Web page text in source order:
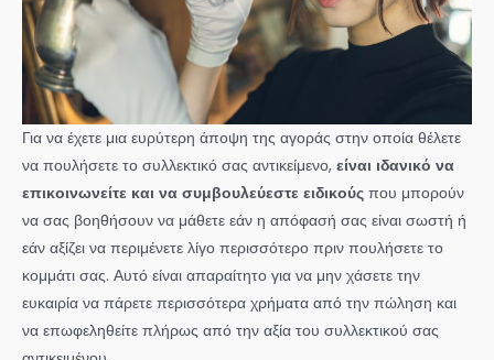
Για να έχετε μια ευρύτερη άποψη της αγοράς στην οποία θέλετε
να πουλήσετε το συλλεκτικό σας αντικείμενο, είναι ιδανικό να
επικοινωνείτε και να συμβουλεύεστε ειδικούς που μπορούν
να σας βοηθήσουν να μάθετε εάν η απόφασή σας είναι σωστή ή
εάν αξίζει να περιμένετε λίγο περισσότερο πριν πουλήσετε το
κομμάτι σας. Αυτό είναι απαραίτητο για να μην χάσετε την
ευκαιρία να πάρετε περισσότερα χρήματα από την πώληση και
να επωφεληθείτε πλήρως από την αξία του συλλεκτικού σας